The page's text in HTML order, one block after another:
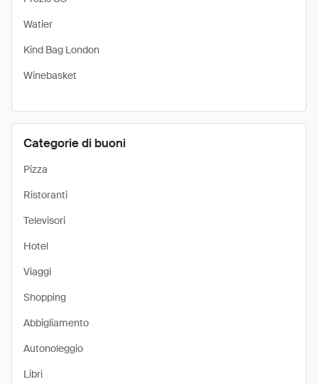
Watier
Kind Bag London
Winebasket
Categorie di buoni
Pizza
Ristoranti
Televisori
Hotel
Viaggi
Shopping
Abbigliamento
Autonoleggio
Libri